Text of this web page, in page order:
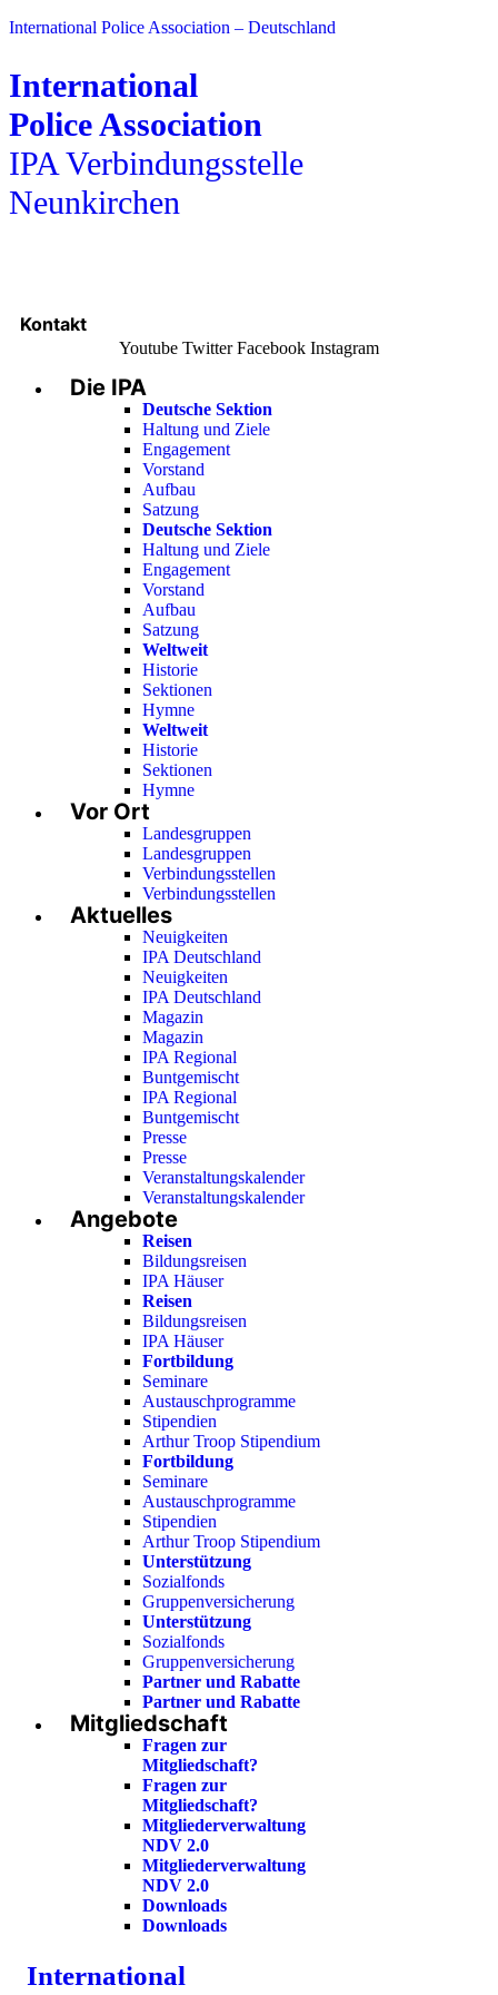
International Police Association – Deutschland
International
Police Association
IPA Verbindungsstelle
Neunkirchen
Kontakt
Youtube Twitter Facebook Instagram
Menu
Die IPA
Deutsche Sektion
Haltung und Ziele
Engagement
Vorstand
Aufbau
Satzung
Deutsche Sektion
Haltung und Ziele
Engagement
Vorstand
Aufbau
Satzung
Weltweit
Historie
Sektionen
Hymne
Weltweit
Historie
Sektionen
Hymne
Vor Ort
Landesgruppen
Landesgruppen
Verbindungsstellen
Verbindungsstellen
Aktuelles
Neuigkeiten
IPA Deutschland
Neuigkeiten
IPA Deutschland
Magazin
Magazin
IPA Regional
Buntgemischt
IPA Regional
Buntgemischt
Presse
Presse
Veranstaltungskalender
Veranstaltungskalender
Angebote
Reisen
Bildungsreisen
IPA Häuser
Reisen
Bildungsreisen
IPA Häuser
Fortbildung
Seminare
Austauschprogramme
Stipendien
Arthur Troop Stipendium
Fortbildung
Seminare
Austauschprogramme
Stipendien
Arthur Troop Stipendium
Unterstützung
Sozialfonds
Gruppenversicherung
Unterstützung
Sozialfonds
Gruppenversicherung
Partner und Rabatte
Partner und Rabatte
Mitgliedschaft
Fragen zur
Mitgliedschaft?
Fragen zur
Mitgliedschaft?
Mitgliederverwaltung
NDV 2.0
Mitgliederverwaltung
NDV 2.0
Downloads
Downloads
International